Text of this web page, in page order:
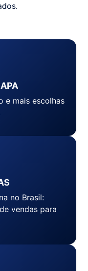
e mais escolhas
no Brasil:
vendas para